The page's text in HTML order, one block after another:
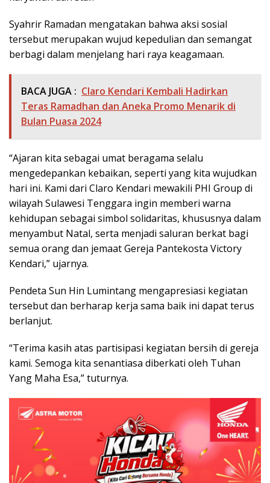
Syahrir Ramadan mengatakan bahwa aksi sosial
tersebut merupakan wujud kepedulian dan semangat
berbagi dalam menjelang hari raya keagamaan.
BACA JUGA : Claro Kendari Kembali Hadirkan
Teras Ramadhan dan Aneka Promo Menarik di
Bulan Puasa 2024
“Ajaran kita sebagai umat beragama selalu
mengedepankan kebaikan, seperti yang kita wujudkan
hari ini. Kami dari Claro Kendari mewakili PHI Group di
wilayah Sulawesi Tenggara ingin memberi warna
kehidupan sebagai simbol solidaritas, khususnya dalam
menyambut Natal, serta menjadi saluran berkat bagi
semua orang dan jemaat Gereja Pantekosta Victory
Kendari,” ujarnya.
Pendeta Sun Hin Lumintang mengapresiasi kegiatan
tersebut dan berharap kerja sama baik ini dapat terus
berlanjut.
“Terima kasih atas partisipasi kegiatan bersih di gereja
kami. Semoga kita senantiasa diberkati oleh Tuhan
Yang Maha Esa,” tuturnya.